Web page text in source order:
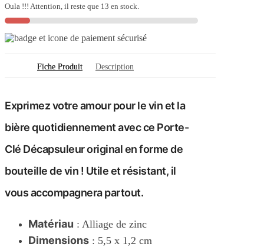
clé
Bouteille
de
Vin
Oula !!! Attention, il reste que 13 en stock.
Fiche Produit Description
Exprimez votre amour pour le vin et la
bière quotidiennement avec ce Porte-
Clé Décapsuleur original en forme de
bouteille de vin ! Utile et résistant, il
vous accompagnera partout.
Matériau : Alliage de zinc
Dimensions : 5,5 x 1,2 cm